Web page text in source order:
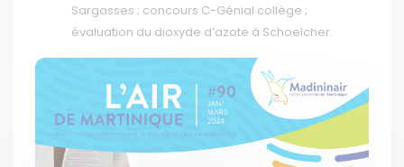
Sargasses ; concours C-Génial collège ;
évaluation du dioxyde d’azote à Schoelcher.